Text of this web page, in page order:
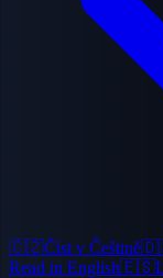
🇨🇿Číst v Češtině
Read in English🇪🇸